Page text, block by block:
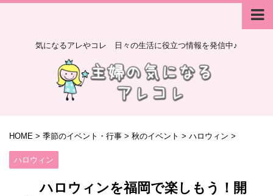
気になるアレやコレ 日々の生活に役立つ情報を発信中♪
HOME > 季節のイベント・行事 > 秋のイベント > ハロウィン >
ハロウィン
ハロウィンを福岡で楽しもう！開